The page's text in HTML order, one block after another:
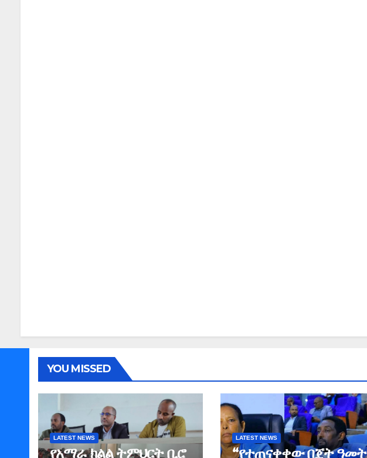
YOU MISSED
LATEST NEWS
የአማራ ክልል ትምህርት ቢሮ
LATEST NEWS
“የተጠናቀቀው በጀት ዓመት